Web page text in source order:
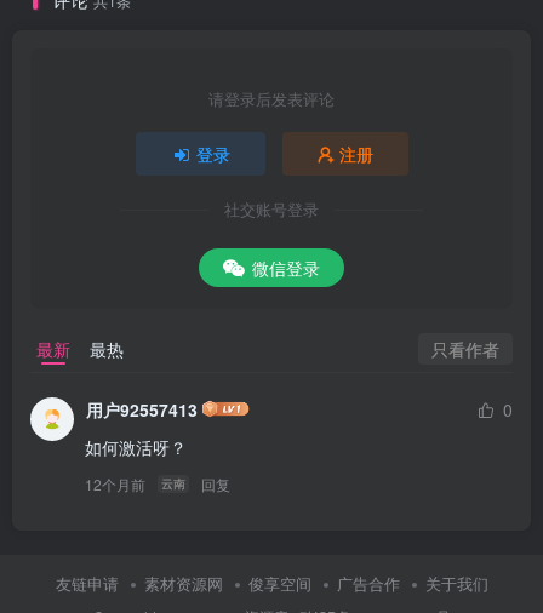
请登录后发表评论
登录 注册
社交账号登录
微信登录
最新 最热 只看作者
用户92557413
0
如何激活呀？
12个月前 云南 回复
友链申请 素材资源网 俊享空间 广告合作 关于我们